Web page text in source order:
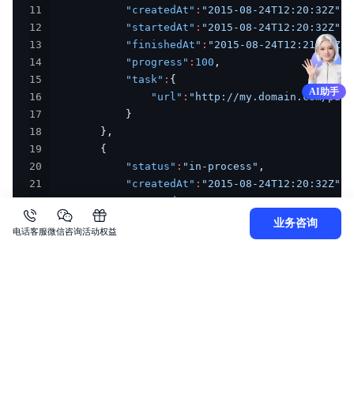
11
"createdAt" : "2015-08-24T12:20:32Z"
12
"startedAt" : "2015-08-24T12:20:32Z"
13
"finishedAt" : "2015-08-24T12:21:45Z"
14
"progress" : 100 ,
15
"task" : {
16
"url" : "http://my.domain.com/
17
}
18
} ,
19
{
20
"status" : "in-process" ,
21
"createdAt" : "2015-08-24T12:20:32Z"
22
"startedAt":"2015-08-24T12:20:32Z",
23
"2015-08-24T12:21:49Z"
24
AI助手
电话客服微信咨询活动权益
业务咨询